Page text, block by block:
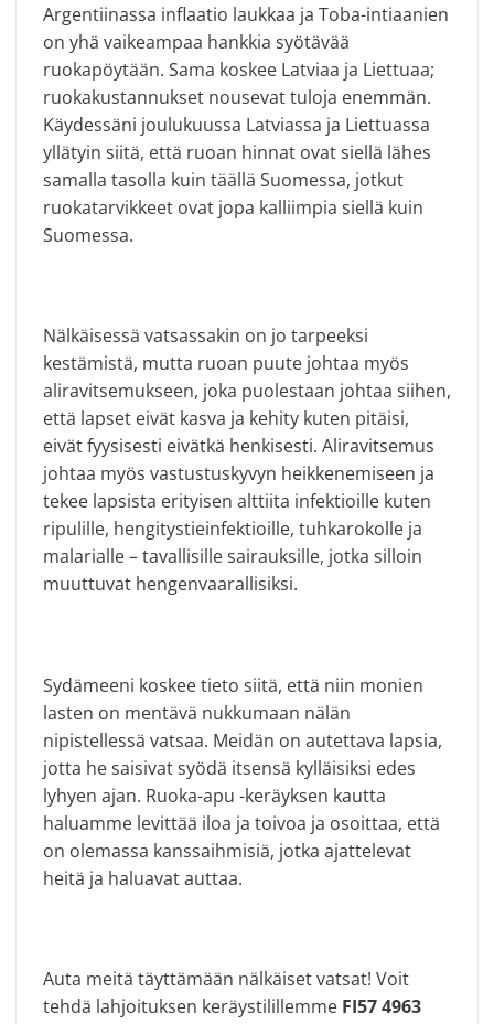
Argentiinassa inflaatio laukkaa ja Toba-intiaanien
on yhä vaikeampaa hankkia syötävää
ruokapöytään. Sama koskee Latviaa ja Liettuaa;
ruokakustannukset nousevat tuloja enemmän.
Käydessäni joulukuussa Latviassa ja Liettuassa
yllätyin siitä, että ruoan hinnat ovat siellä lähes
samalla tasolla kuin täällä Suomessa, jotkut
ruokatarvikkeet ovat jopa kalliimpia siellä kuin
Suomessa.
Nälkäisessä vatsassakin on jo tarpeeksi
kestämistä, mutta ruoan puute johtaa myös
aliravitsemukseen, joka puolestaan johtaa siihen,
että lapset eivät kasva ja kehity kuten pitäisi,
eivät fyysisesti eivätkä henkisesti. Aliravitsemus
johtaa myös vastustuskyvyn heikkenemiseen ja
tekee lapsista erityisen alttiita infektioille kuten
ripulille, hengitystieinfektioille, tuhkarokolle ja
malarialle – tavallisille sairauksille, jotka silloin
muuttuvat hengenvaarallisiksi.
Sydämeeni koskee tieto siitä, että niin monien
lasten on mentävä nukkumaan nälän
nipistellessä vatsaa. Meidän on autettava lapsia,
jotta he saisivat syödä itsensä kylläisiksi edes
lyhyen ajan. Ruoka-apu -keräyksen kautta
haluamme levittää iloa ja toivoa ja osoittaa, että
on olemassa kanssaihmisiä, jotka ajattelevat
heitä ja haluavat auttaa.
Auta meitä täyttämään nälkäiset vatsat! Voit
tehdä lahjoituksen keräystilillemme FI57 4963